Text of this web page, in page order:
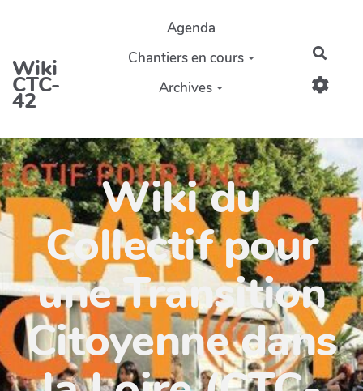
Aller au contenu principal
Wiki
CTC-
42
Agenda
Chantiers en cours
Archives
Wiki du
Collectif pour
une Transition
Citoyenne dans